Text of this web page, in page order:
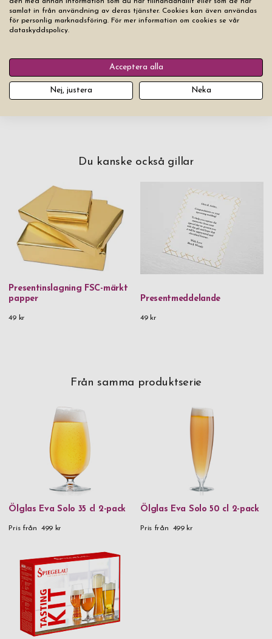
Nollställ alla flikar
Lägg produkten i varukorgen
Du kanske också gillar
Presentinslagning FSC-märkt
papper
49 kr
Presentmeddelande
49 kr
Från samma produktserie
Ölglas Eva Solo 35 cl 2-pack
Pris från 499 kr
Ölglas Eva Solo 50 cl 2-pack
Pris från 499 kr
samlat in från användning av deras tjänster. Cookies kan även användas
för personlig marknadsföring. För mer information om cookies se vår
dataskyddspolicy.
Acceptera alla
Nej, justera Neka